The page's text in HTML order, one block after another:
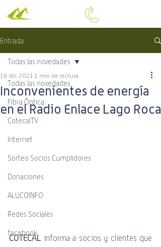
Entrada
Todas las novedades
Fibra Óptica
CotecalTV
Internet
Sorteo Socios Cumplidores
Donaciones
ALUCOINFO
Redes Sociales
facebook
Todas las novedades
Inconvenientes de energía
en el Radio Enlace Lago Roca
16 dic 2021 1 min de lectura
COTECAL informa a socios y clientes que